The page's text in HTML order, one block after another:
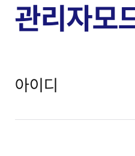
관리자모
아이디